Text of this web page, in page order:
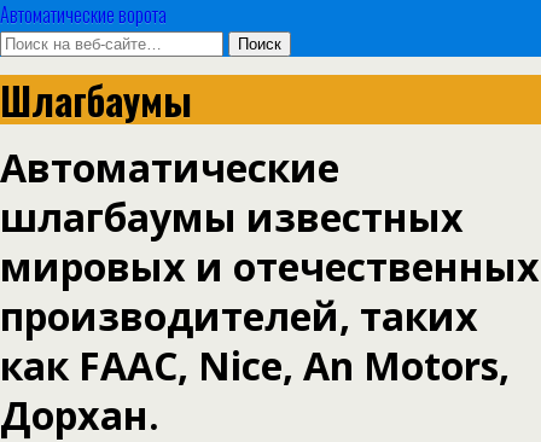
Автоматические ворота
Шлагбаумы
Автоматические
шлагбаумы известных
мировых и отечественных
производителей, таких
как FAAC, Nice, An Motors,
Дорхан.